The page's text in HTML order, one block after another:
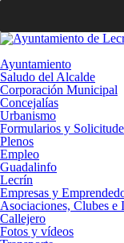
Ayuntamiento
Saludo del Alcalde
Corporación Municipal
Concejalías
Urbanismo
Formularios y
Plenos
Empleo
Guadalinfo
Lecrín
Empresas y
Asociaciones, Clubes e
Callejero
Fotos y vídeos